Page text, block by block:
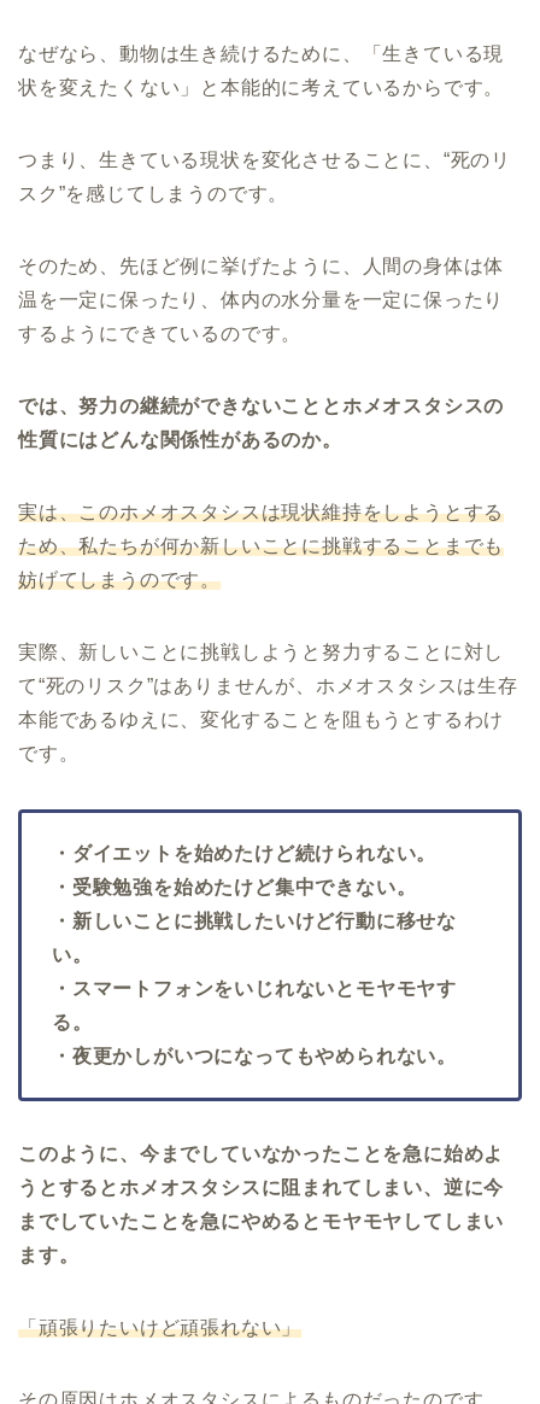
なぜなら、動物は生き続けるために、「生きている現
状を変えたくない」と本能的に考えているからです。
つまり、生きている現状を変化させることに、“死のリ
スク”を感じてしまうのです。
そのため、先ほど例に挙げたように、人間の身体は体
温を一定に保ったり、体内の水分量を一定に保ったり
するようにできているのです。
では、努力の継続ができないこととホメオスタシスの
性質にはどんな関係性があるのか。
実は、このホメオスタシスは現状維持をしようとする
ため、私たちが何か新しいことに挑戦することまでも
妨げてしまうのです。
実際、新しいことに挑戦しようと努力することに対し
て“死のリスク”はありませんが、ホメオスタシスは生存
本能であるゆえに、変化することを阻もうとするわけ
です。
・ダイエットを始めたけど続けられない。
・受験勉強を始めたけど集中できない。
・新しいことに挑戦したいけど行動に移せな
い。
・スマートフォンをいじれないとモヤモヤす
る。
・夜更かしがいつになってもやめられない。
このように、今までしていなかったことを急に始めよ
うとするとホメオスタシスに阻まれてしまい、逆に今
までしていたことを急にやめるとモヤモヤしてしまい
ます。
「頑張りたいけど頑張れない」